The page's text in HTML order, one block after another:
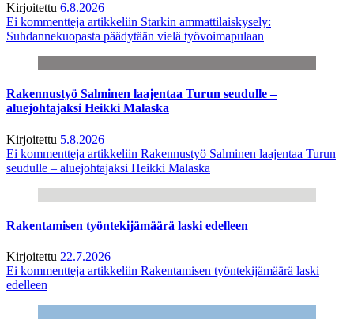
Kirjoitettu 6.8.2026
Ei kommentteja artikkeliin Starkin ammattilaiskysely:
Suhdannekuopasta päädytään vielä työvoimapulaan
Rakennustyö Salminen laajentaa Turun seudulle –
aluejohtajaksi Heikki Malaska
Kirjoitettu 5.8.2026
Ei kommentteja artikkeliin Rakennustyö Salminen laajentaa Turun
seudulle – aluejohtajaksi Heikki Malaska
Rakentamisen työntekijämäärä laski edelleen
Kirjoitettu 22.7.2026
Ei kommentteja artikkeliin Rakentamisen työntekijämäärä laski
edelleen